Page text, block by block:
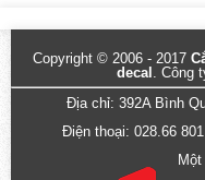
Copyright © 2006 - 2017
decal . Công
Địa chỉ: 392A Bình
Điện thoại: 028.66